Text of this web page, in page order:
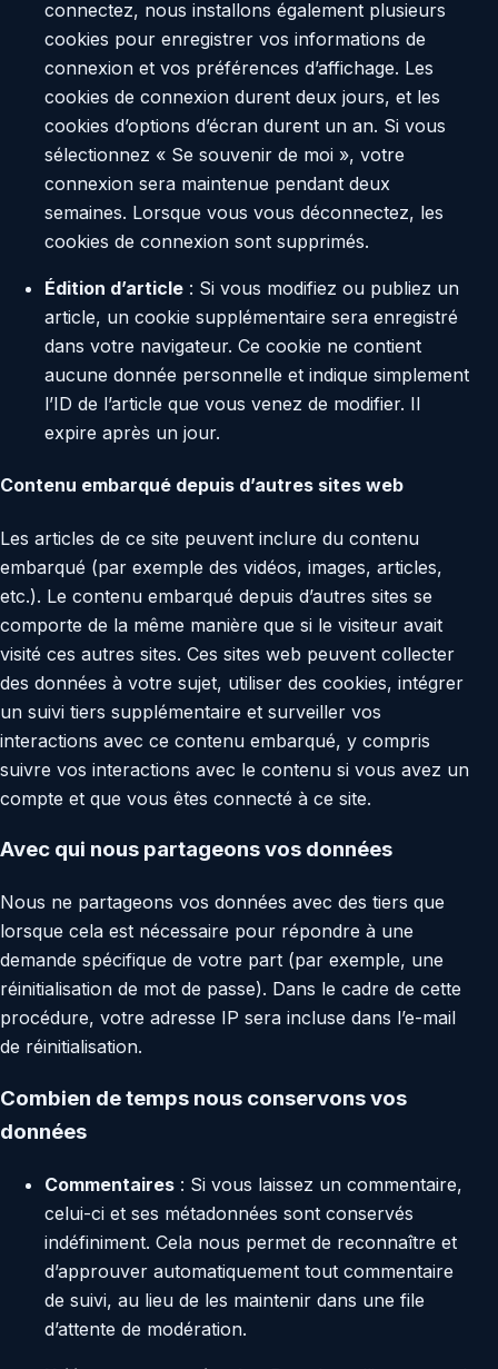
connectez, nous installons également plusieurs
cookies pour enregistrer vos informations de
connexion et vos préférences d’affichage. Les
cookies de connexion durent deux jours, et les
cookies d’options d’écran durent un an. Si vous
sélectionnez « Se souvenir de moi », votre
connexion sera maintenue pendant deux
semaines. Lorsque vous vous déconnectez, les
cookies de connexion sont supprimés.
Édition d’article : Si vous modifiez ou publiez un
article, un cookie supplémentaire sera enregistré
dans votre navigateur. Ce cookie ne contient
aucune donnée personnelle et indique simplement
l’ID de l’article que vous venez de modifier. Il
expire après un jour.
Contenu embarqué depuis d’autres sites web
Les articles de ce site peuvent inclure du contenu
embarqué (par exemple des vidéos, images, articles,
etc.). Le contenu embarqué depuis d’autres sites se
comporte de la même manière que si le visiteur avait
visité ces autres sites. Ces sites web peuvent collecter
des données à votre sujet, utiliser des cookies, intégrer
un suivi tiers supplémentaire et surveiller vos
interactions avec ce contenu embarqué, y compris
suivre vos interactions avec le contenu si vous avez un
compte et que vous êtes connecté à ce site.
Avec qui nous partageons vos données
Nous ne partageons vos données avec des tiers que
lorsque cela est nécessaire pour répondre à une
demande spécifique de votre part (par exemple, une
réinitialisation de mot de passe). Dans le cadre de cette
procédure, votre adresse IP sera incluse dans l’e-mail
de réinitialisation.
Combien de temps nous conservons vos
données
Commentaires : Si vous laissez un commentaire,
celui-ci et ses métadonnées sont conservés
indéfiniment. Cela nous permet de reconnaître et
d’approuver automatiquement tout commentaire
de suivi, au lieu de les maintenir dans une file
d’attente de modération.